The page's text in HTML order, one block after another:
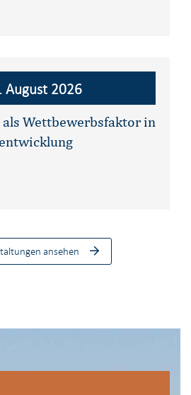
August 2026
Wettbewerbsfaktor in
ansehen